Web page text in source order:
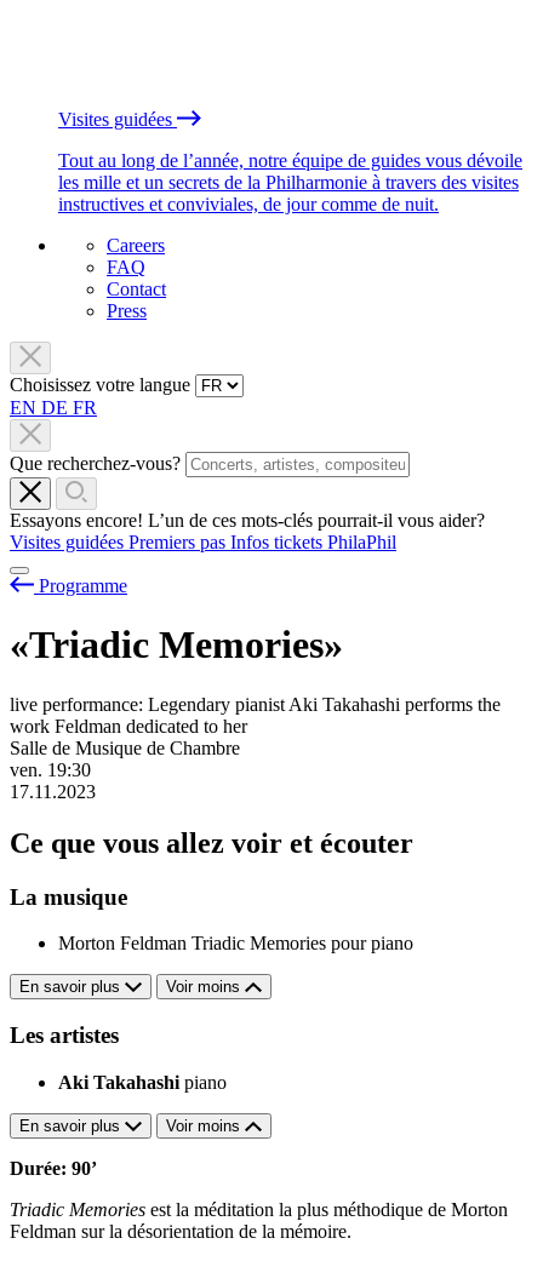
Visites guidées
Tout au long de l’année, notre équipe de guides vous dévoile
les mille et un secrets de la Philharmonie à travers des visites
instructives et conviviales, de jour comme de nuit.
Careers
FAQ
Contact
Press
Choisissez votre langue
EN DE FR
Que recherchez-vous?
Essayons encore! L’un de ces mots-clés pourrait-il vous aider?
Visites guidées Premiers pas Infos tickets PhilaPhil
Programme
«Triadic Memories»
live performance: Legendary pianist Aki Takahashi performs the
work Feldman dedicated to her
Salle de Musique de Chambre
ven. 19:30
17.11.2023
Ce que vous allez voir et écouter
La musique
Morton Feldman Triadic Memories pour piano
En savoir plus Voir moins
Les artistes
Aki Takahashi piano
En savoir plus Voir moins
Durée: 90’
Triadic Memories est la méditation la plus méthodique de Morton
Feldman sur la désorientation de la mémoire.